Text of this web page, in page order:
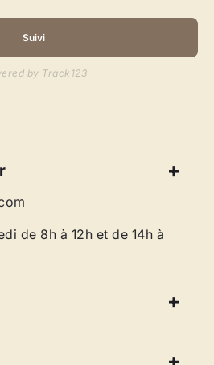
Suivi
by Track123
de 8h à 12h et de 14h à